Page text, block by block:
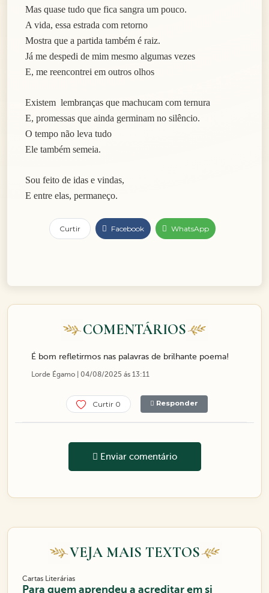
Mas quase tudo que fica sangra um pouco.
A vida, essa estrada com retorno
Mostra que a partida também é raiz.
Já me despedi de mim mesmo algumas vezes
E, me reencontrei em outros olhos
Existem lembranças que machucam com ternura
E, promessas que ainda germinam no silêncio.
O tempo não leva tudo
Ele também semeia.
Sou feito de idas e vindas,
E entre elas, permaneço.
Curtir Facebook WhatsApp
COMENTÁRIOS
É bom refletirmos nas palavras de brilhante poema!
Lorde Égamo | 04/08/2025 ás 13:11
Curtir 0 Responder
Enviar comentário
VEJA MAIS TEXTOS
Cartas Literárias
Para quem aprendeu a acreditar em si